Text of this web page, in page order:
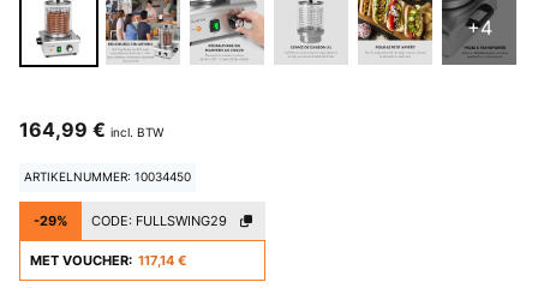
+4
164,99 € incl. BTW
ARTIKELNUMMER: 10034450
-29% CODE: FULLSWING29
MET VOUCHER: 117,14 €